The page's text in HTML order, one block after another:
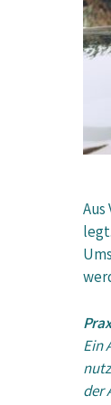
Ein
der